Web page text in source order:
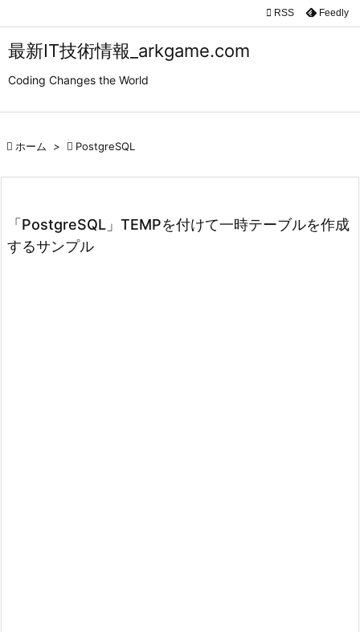
最新IT技術情報_arkgame.com
Coding Changes the World


検索
 RSS Feedly
 ホーム >  PostgreSQL
「PostgreSQL」TEMPを付けて一時テーブルを作成
するサンプル